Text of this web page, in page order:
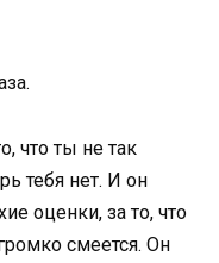
что ты не так
тебя нет. И он
оценки, за то, что
смеется. Он